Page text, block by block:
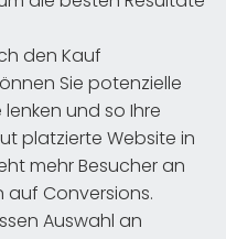
den Kauf
Sie potenzielle
und so Ihre
platzierte Website in
mehr Besucher an
Conversions.
Auswahl an